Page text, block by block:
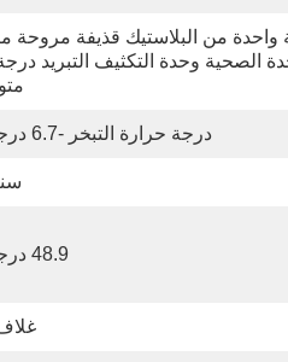
درجة حرارة التبخر -6.7 درجة مئوية
48.9 درجة مئوية